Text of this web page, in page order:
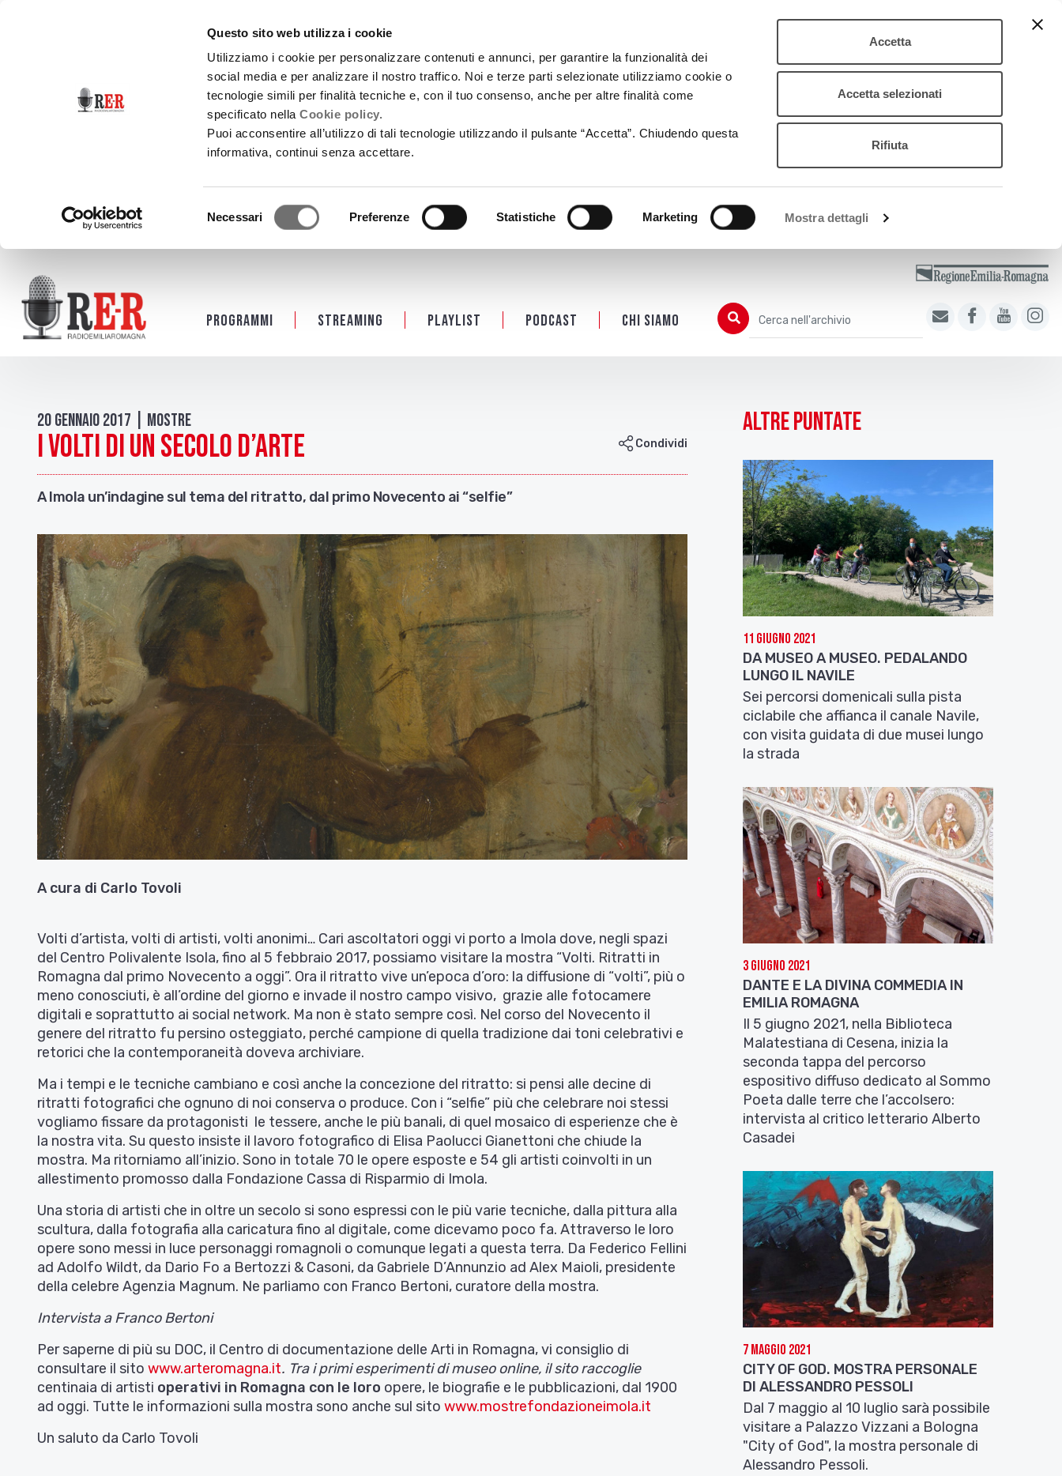
Questo sito web utilizza i cookie
Utilizziamo i cookie per personalizzare contenuti e annunci, per garantire la funzionalità dei
social media e per analizzare il nostro traffico. Noi e terze parti selezionate utilizziamo cookie o
tecnologie simili per finalità tecniche e, con il tuo consenso, anche per altre finalità come
specificato nellaCookie policy.
Puoi acconsentire all’utilizzo di tali tecnologie utilizzando il pulsante “Accetta”. Chiudendo questa
informativa, continui senza accettare.
Necessari Preferenze Statistiche Marketing Mostra dettagli
Accetta
Accetta selezionati
Rifiuta
Programmi Streaming Playlist PODCAST Chi siamo Cerca
Cerca nell'archivio
20 Gennaio 2017 | Mostre
I volti di un secolo d’arte Condividi
A Imola un’indagine sul tema del ritratto, dal primo Novecento ai “selfie”
A cura di Carlo Tovoli
Volti d’artista, volti di artisti, volti anonimi… Cari ascoltatori oggi vi porto a Imola dove, negli spazi
del Centro Polivalente Isola, fino al 5 febbraio 2017, possiamo visitare la mostra “Volti. Ritratti in
Romagna dal primo Novecento a oggi”. Ora il ritratto vive un’epoca d’oro: la diffusione di “volti”, più o
meno conosciuti, è all’ordine del giorno e invade il nostro campo visivo, grazie alle fotocamere
digitali e soprattutto ai social network. Ma non è stato sempre così. Nel corso del Novecento il
genere del ritratto fu persino osteggiato, perché campione di quella tradizione dai toni celebrativi e
retorici che la contemporaneità doveva archiviare.
Ma i tempi e le tecniche cambiano e così anche la concezione del ritratto: si pensi alle decine di
ritratti fotografici che ognuno di noi conserva o produce. Con i “selfie” più che celebrare noi stessi
vogliamo fissare da protagonisti le tessere, anche le più banali, di quel mosaico di esperienze che è
la nostra vita. Su questo insiste il lavoro fotografico di Elisa Paolucci Gianettoni che chiude la
mostra. Ma ritorniamo all’inizio. Sono in totale 70 le opere esposte e 54 gli artisti coinvolti in un
allestimento promosso dalla Fondazione Cassa di Risparmio di Imola.
Una storia di artisti che in oltre un secolo si sono espressi con le più varie tecniche, dalla pittura alla
scultura, dalla fotografia alla caricatura fino al digitale, come dicevamo poco fa. Attraverso le loro
opere sono messi in luce personaggi romagnoli o comunque legati a questa terra. Da Federico Fellini
ad Adolfo Wildt, da Dario Fo a Bertozzi & Casoni, da Gabriele D’Annunzio ad Alex Maioli, presidente
della celebre Agenzia Magnum. Ne parliamo con Franco Bertoni, curatore della mostra.
Intervista a Franco Bertoni
Per saperne di più su DOC, il Centro di documentazione delle Arti in Romagna, vi consiglio di
consultare il sito www.arteromagna.it. Tra i primi esperimenti di museo online, il sito raccoglie
centinaia di artisti operativi in Romagna con le loro opere, le biografie e le pubblicazioni, dal 1900
ad oggi. Tutte le informazioni sulla mostra sono anche sul sito www.mostrefondazioneimola.it
Un saluto da Carlo Tovoli
Altre puntate
11 Giugno 2021
DA MUSEO A MUSEO. PEDALANDO
LUNGO IL NAVILE
Sei percorsi domenicali sulla pista
ciclabile che affianca il canale Navile,
con visita guidata di due musei lungo
la strada
3 Giugno 2021
DANTE E LA DIVINA COMMEDIA IN
EMILIA ROMAGNA
Il 5 giugno 2021, nella Biblioteca
Malatestiana di Cesena, inizia la
seconda tappa del percorso
espositivo diffuso dedicato al Sommo
Poeta dalle terre che l’accolsero:
intervista al critico letterario Alberto
Casadei
7 Maggio 2021
CITY OF GOD. MOSTRA PERSONALE
DI ALESSANDRO PESSOLI
Dal 7 maggio al 10 luglio sarà possibile
visitare a Palazzo Vizzani a Bologna
"City of God", la mostra personale di
Alessandro Pessoli.